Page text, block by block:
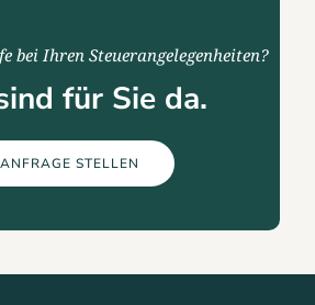
bei Ihren Steuerangelegenheiten?
für Sie da.
ANFRAGE STELLEN